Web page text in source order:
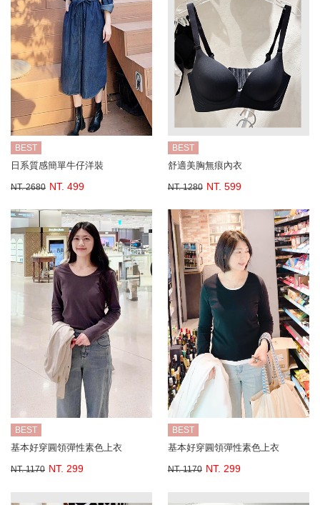
BEST
日系質感簡單牛仔洋裝
NT. 2680 NT. 499
BEST
舒適美胸無痕內衣
NT. 1280 NT. 599
BEST
基本好穿圓領彈性素色上衣
NT. 1170 NT. 299
BEST
基本好穿圓領彈性素色上衣
NT. 1170 NT. 299